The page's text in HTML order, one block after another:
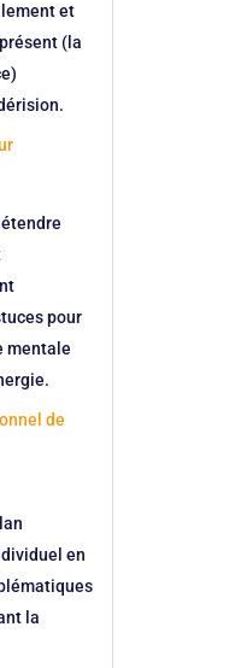
et
(la
pour
mentale
de
en
la